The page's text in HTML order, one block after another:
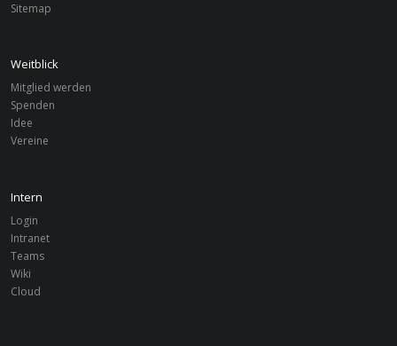
Sitemap
Weitblick
Mitglied werden
Spenden
Idee
Vereine
Intern
Login
Intranet
Teams
Wiki
Cloud